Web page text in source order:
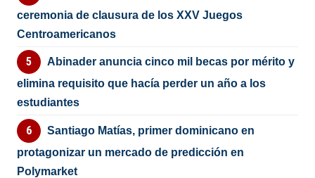
ceremonia de clausura de los XXV Juegos
Centroamericanos
Abinader anuncia cinco mil becas por mérito y
elimina requisito que hacía perder un año a los
estudiantes
Santiago Matías, primer dominicano en
protagonizar un mercado de predicción en
Polymarket